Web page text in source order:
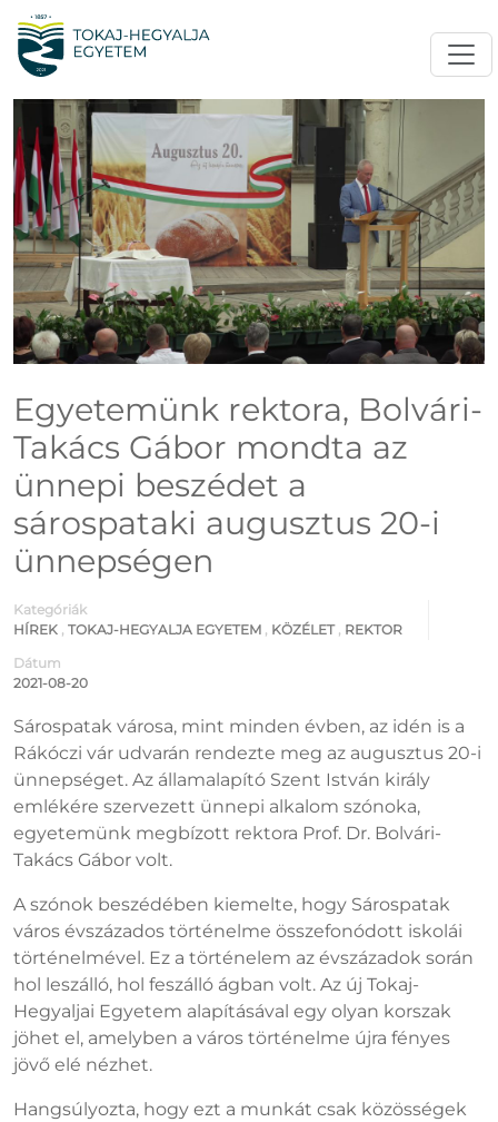
Egyetemünk rektora, Bolvári-
Takács Gábor mondta az
ünnepi beszédet a
sárospataki augusztus 20-i
ünnepségen
Kategóriák
HÍREK , TOKAJ-HEGYALJA EGYETEM , KÖZÉLET, REKTOR
Dátum
2021-08-20
Sárospatak városa, mint minden évben, az idén is a
Rákóczi vár udvarán rendezte meg az augusztus 20-i
ünnepséget. Az államalapító Szent István király
emlékére szervezett ünnepi alkalom szónoka,
egyetemünk megbízott rektora Prof. Dr. Bolvári-
Takács Gábor volt.
A szónok beszédében kiemelte, hogy Sárospatak
város évszázados történelme összefonódott iskolái
történelmével. Ez a történelem az évszázadok során
hol leszálló, hol feszálló ágban volt. Az új Tokaj-
Hegyaljai Egyetem alapításával egy olyan korszak
jöhet el, amelyben a város történelme újra fényes
jövő elé nézhet.
Hangsúlyozta, hogy ezt a munkát csak közösségek